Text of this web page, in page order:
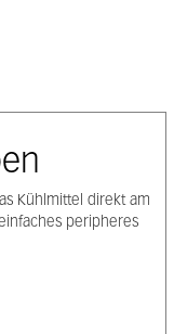
Kühlmittel direkt am
peripheres